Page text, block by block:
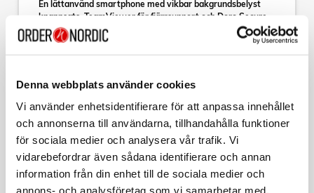
Denna webbplats använder cookies
Vi använder enhetsidentifierare för att anpassa innehållet
och annonserna till användarna, tillhandahålla funktioner
för sociala medier och analysera vår trafik. Vi
vidarebefordrar även sådana identifierare och annan
information från din enhet till de sociala medier och
annons- och analysföretag som vi samarbetar med.
En lättanvänd smartphone med vikbar bakgrundsbelyst
knappsats, TeamViewer för fjärrsupport och Doro Secure
Button för att larma anhöriga om du skulle behöva hjälp
Doro Aurora A21 med vikbar bakgrundsbelyst knappsats är
som en smartphone erbjuder.
Doro Easy Interface, vårt allra senaste förenklade gränssnitt,
erbjuder steg-för-steg-anvisningar med tydliga startpunkter
som gör det enklare för användarna att hitta, hantera och
förstå appar och funktioner. A21 har dessutom TeamViewer-
kontakter att hjälpa till på distans. Hemknappen och
knapparna för att besvara och avsluta samtal är taktila, och
Läs mer
Sortera
Varumärke
Tillbehör